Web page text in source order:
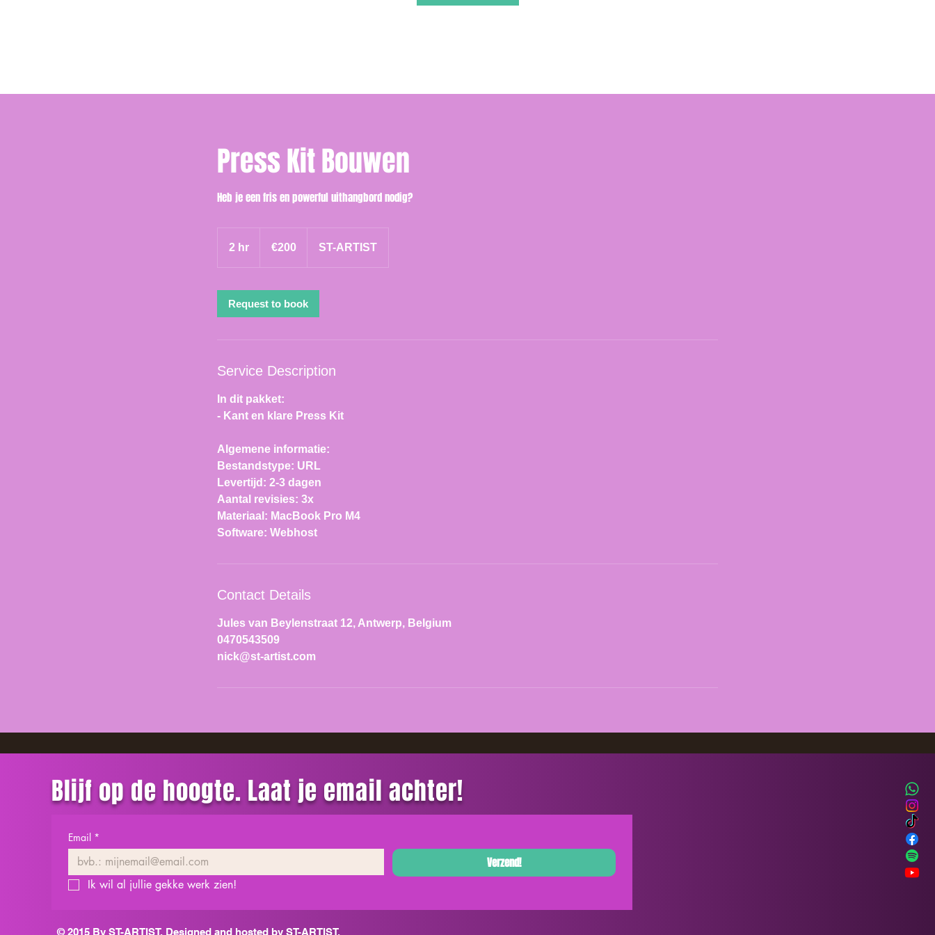
Press Kit Bouwen
Heb je een fris en powerful uithangbord nodig?
2 hr €200 ST-ARTIST
Request to book
Service Description
In dit pakket:
- Kant en klare Press Kit
Algemene informatie:
Bestandstype: URL
Levertijd: 2-3 dagen
Aantal revisies: 3x
Materiaal: MacBook Pro M4
Software: Webhost
Contact Details
Jules van Beylenstraat 12, Antwerp, Belgium
0470543509
nick@st-artist.com
Blijf op de hoogte. Laat je email achter!
Email *
Verzend!
Ik wil al jullie gekke werk zien!
© 2015 By ST-ARTIST. Designed and hosted by ST-ARTIST.